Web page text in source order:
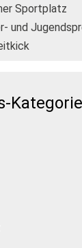
Sportplatz
und